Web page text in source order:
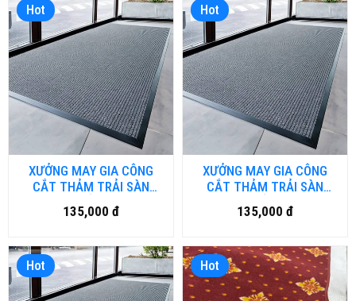
Hot
XƯỞNG MAY GIA CÔNG
CẮT THẢM TRẢI SÀN
THEO YÊU CẦU VÀ NHẬN
IN LOGO TRỰC TIẾP TRÊN
135,000 đ
Hot
XƯỞNG MAY GIA CÔNG
CẮT THẢM TRẢI SÀN
THEO YÊU CẦU VÀ NHẬN
IN LOGO TRỰC TIẾP TRÊN
135,000 đ
Hot Hot